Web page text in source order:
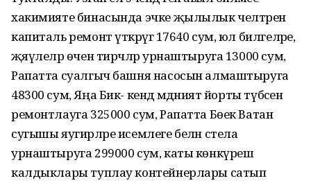
хакимияте бинасында эчке җылылык челтәренә
капиталь ремонт үткәрүгә 17640 сум, юл билгеләре,
җәяүлеләр өчен тирәчләр урнаштыруга 13000 сум,
Рапатта суалгыч башня насосын алмаштыруга
48300 сум, Яңа Бик- кенәдә мәдәният йорты түбәсен
ремонтлауга 325000 сум, Рапатта Бөек Ватан
сугышы яугирләре исемлеге белән стела
урнаштыруга 299000 сум, каты көнкүреш
калдыклары туплау контейнерлары сатып